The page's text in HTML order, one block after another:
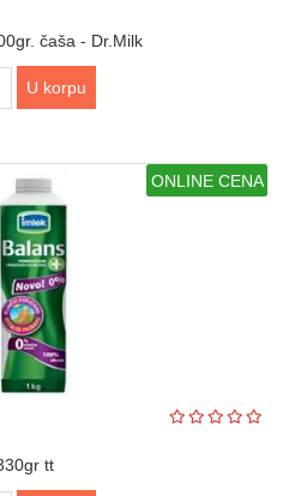
čaša - Dr.Milk
U korpu
ONLINE CENA
tt